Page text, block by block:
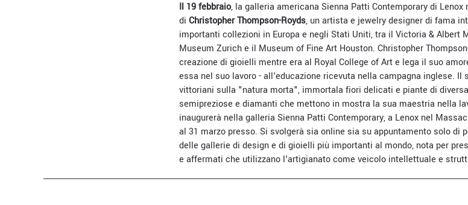
Il 19 febbraio, la galleria americana Sienna Patti Contemporary di
di Christopher Thompson-Royds, un artista e jewelry designer di fama
importanti collezioni in Europa e negli Stati Uniti, tra il Victoria & Albert
Museum Zurich e il Museum of Fine Art Houston. Christopher
creazione di gioielli mentre era al Royal College of Art e lega il suo
essa nel suo lavoro - all'educazione ricevuta nella campagna inglese. Il
vittoriani sulla "natura morta", immortala fiori delicati e piante di
semipreziose e diamanti che mettono in mostra la sua maestria nella
inaugurerà nella galleria Sienna Patti Contemporary, a Lenox nel
al 31 marzo presso. Si svolgerà sia online sia su appuntamento solo di
delle gallerie di design e di gioielli più importanti al mondo, nota per
e affermati che utilizzano l'artigianato come veicolo intellettuale e